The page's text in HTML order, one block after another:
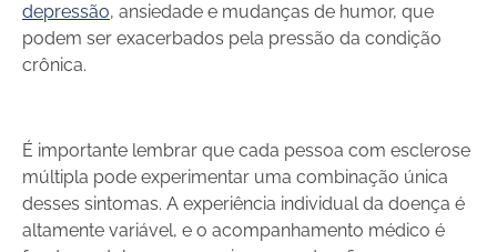
depressão, ansiedade e mudanças de humor, que
podem ser exacerbados pela pressão da condição
crônica.
É importante lembrar que cada pessoa com esclerose
múltipla pode experimentar uma combinação única
desses sintomas. A experiência individual da doença é
altamente variável, e o acompanhamento médico é